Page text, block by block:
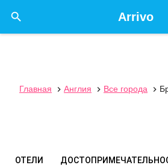
Arrivo

Главная  Англия  Все города 
ОТЕЛИ